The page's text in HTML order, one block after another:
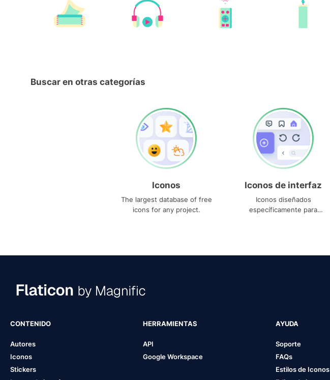
Buscar en otras categorías
Iconos
The largest database of free
icons for any project.
Iconos de interfaz
Iconos diseñados
específicamente para
CONTENIDO
Autores
Iconos
Stickers
HERRAMIENTAS
API
Google Workspace
AYUDA
Soporte
FAQs
Estilos de Iconos